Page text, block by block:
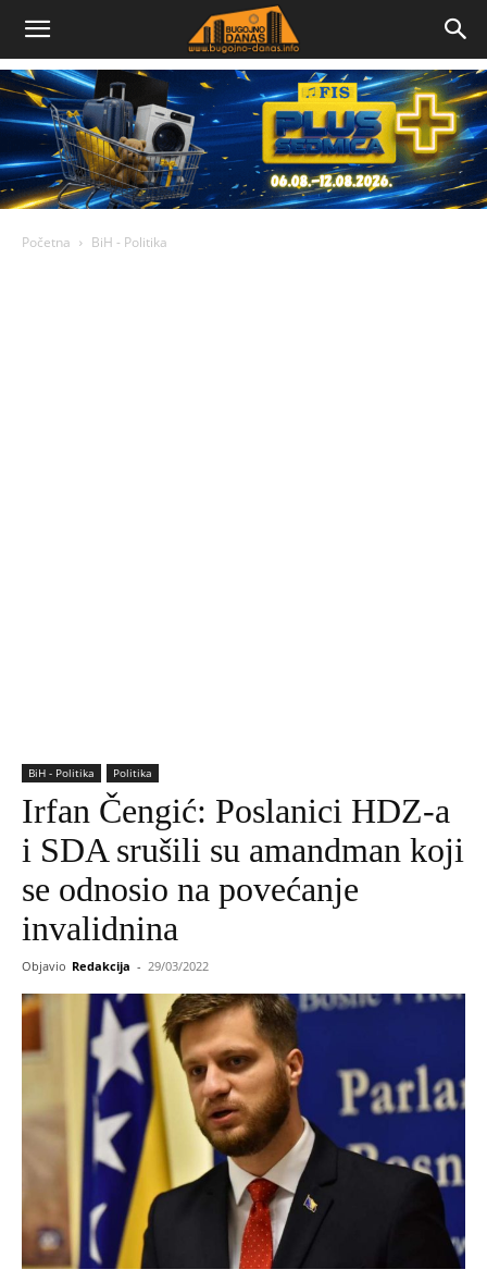
Bugojno
Danas
Početna BiH - Politika
BiH - Politika Politika
Irfan Čengić: Poslanici HDZ-a
i SDA srušili su amandman koji
se odnosio na povećanje
invalidnina
Objavio Redakcija - 29/03/2022